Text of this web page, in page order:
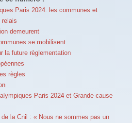
Paris 2024: les communes et
relais
demeurent
se mobilisent
la future règlementation
règles
Paris 2024 et Grande cause
la Cnil : « Nous ne sommes pas un